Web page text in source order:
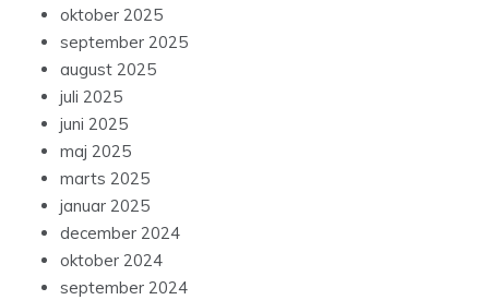
oktober 2025
september 2025
august 2025
juli 2025
juni 2025
maj 2025
marts 2025
januar 2025
december 2024
oktober 2024
september 2024